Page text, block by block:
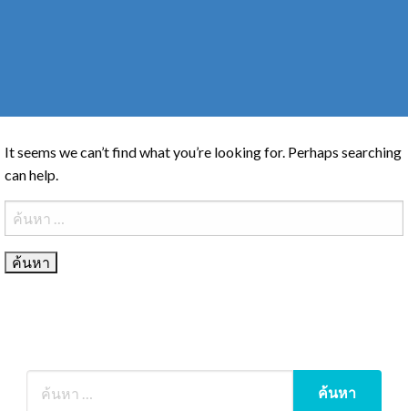
It seems we can’t find what you’re looking for. Perhaps searching
can help.
ค้นหา
สำหรับ: